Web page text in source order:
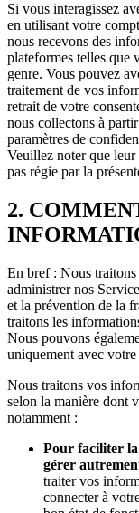
Si vous interagissez
en utilisant votre
nous recevons des
plateformes telles que
genre. Vous pouvez
traitement de vos
retrait de votre
nous collectons à
paramètres de
Veuillez noter que
pas régie par la
2.
En bref : Nous
administrer nos
et la prévention de la
traitons les
Nous pouvons
uniquement avec
Nous traitons vos
selon la manière dont
notamment :
Pour faciliter
gérer
traiter vos
connecter à